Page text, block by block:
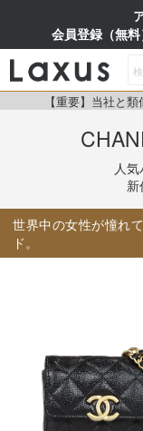
会員登録（無
【重要】当社と
人
新
世界中の女性が憧れ
ド。